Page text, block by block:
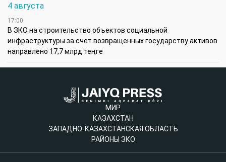
4 августа
17:00
В ЗКО на строительство объектов социальной
инфраструктуры за счет возвращенных государству активов
направлено 17,7 млрд теңге
МИР
КАЗАХСТАН
ЗАПАДНО-КАЗАХСТАНСКАЯ ОБЛАСТЬ
РАЙОНЫ ЗКО